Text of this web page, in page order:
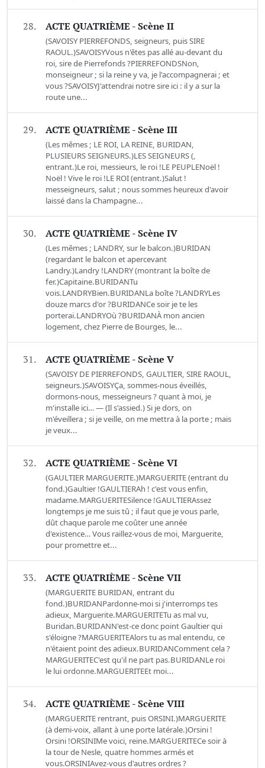
28. ACTE QUATRIÈME - Scène II
(SAVOISY PIERREFONDS, seigneurs, puis SIRE
RAOUL.)SAVOISYVous n'êtes pas allé au-devant du
roi, sire de Pierrefonds ?PIERREFONDSNon,
monseigneur ; si la reine y va, je l'accompagnerai ; et
vous ?SAVOISYJ'attendrai notre sire ici : il y a sur la
route une...
29. ACTE QUATRIÈME - Scène III
(Les mêmes ; LE ROI, LA REINE, BURIDAN,
PLUSIEURS SEIGNEURS.)LES SEIGNEURS (,
entrant.)Le roi, messieurs, le roi !LE PEUPLENoël !
Noël ! Vive le roi !LE ROI (entrant.)Salut !
messeigneurs, salut ; nous sommes heureux d'avoir
laissé dans la Champagne...
30. ACTE QUATRIÈME - Scène IV
(Les mêmes ; LANDRY, sur le balcon.)BURIDAN
(regardant le balcon et apercevant
Landry.)Landry !LANDRY (montrant la boîte de
fer.)Capitaine.BURIDANTu
vois.LANDRYBien.BURIDANLa boîte ?LANDRYLes
douze marcs d'or ?BURIDANCe soir je te les
porterai.LANDRYOù ?BURIDANÀ mon ancien
logement, chez Pierre de Bourges, le...
31. ACTE QUATRIÈME - Scène V
(SAVOISY DE PIERREFONDS, GAULTIER, SIRE RAOUL,
seigneurs.)SAVOISYÇa, sommes-nous éveillés,
dormons-nous, messeigneurs ? quant à moi, je
m'installe ici… — (Il s'assied.) Si je dors, on
m'éveillera ; si je veille, on me mettra à la porte ; mais
je veux...
32. ACTE QUATRIÈME - Scène VI
(GAULTIER MARGUERITE.)MARGUERITE (entrant du
fond.)Gaultier !GAULTIERAh ! c'est vous enfin,
madame.MARGUERITESilence !GAULTIERAssez
longtemps je me suis tû ; il faut que je vous parle,
dût chaque parole me coûter une année
d'existence… Vous raillez-vous de moi, Marguerite,
pour promettre et...
33. ACTE QUATRIÈME - Scène VII
(MARGUERITE BURIDAN, entrant du
fond.)BURIDANPardonne-moi si j'interromps tes
adieux, Marguerite.MARGUERITETu as mal vu,
Buridan.BURIDANN'est-ce donc point Gaultier qui
s'éloigne ?MARGUERITEAlors tu as mal entendu, ce
n'étaient point des adieux.BURIDANComment cela ?
MARGUERITEC'est qu'il ne part pas.BURIDANLe roi
le lui ordonne.MARGUERITEEt moi...
34. ACTE QUATRIÈME - Scène VIII
(MARGUERITE rentrant, puis ORSINI.)MARGUERITE
(à demi-voix, allant à une porte latérale.)Orsini !
Orsini !ORSINIMe voici, reine.MARGUERITECe soir à
la tour de Nesle, quatre hommes armés et
vous.ORSINIAvez-vous d'autres ordres ?